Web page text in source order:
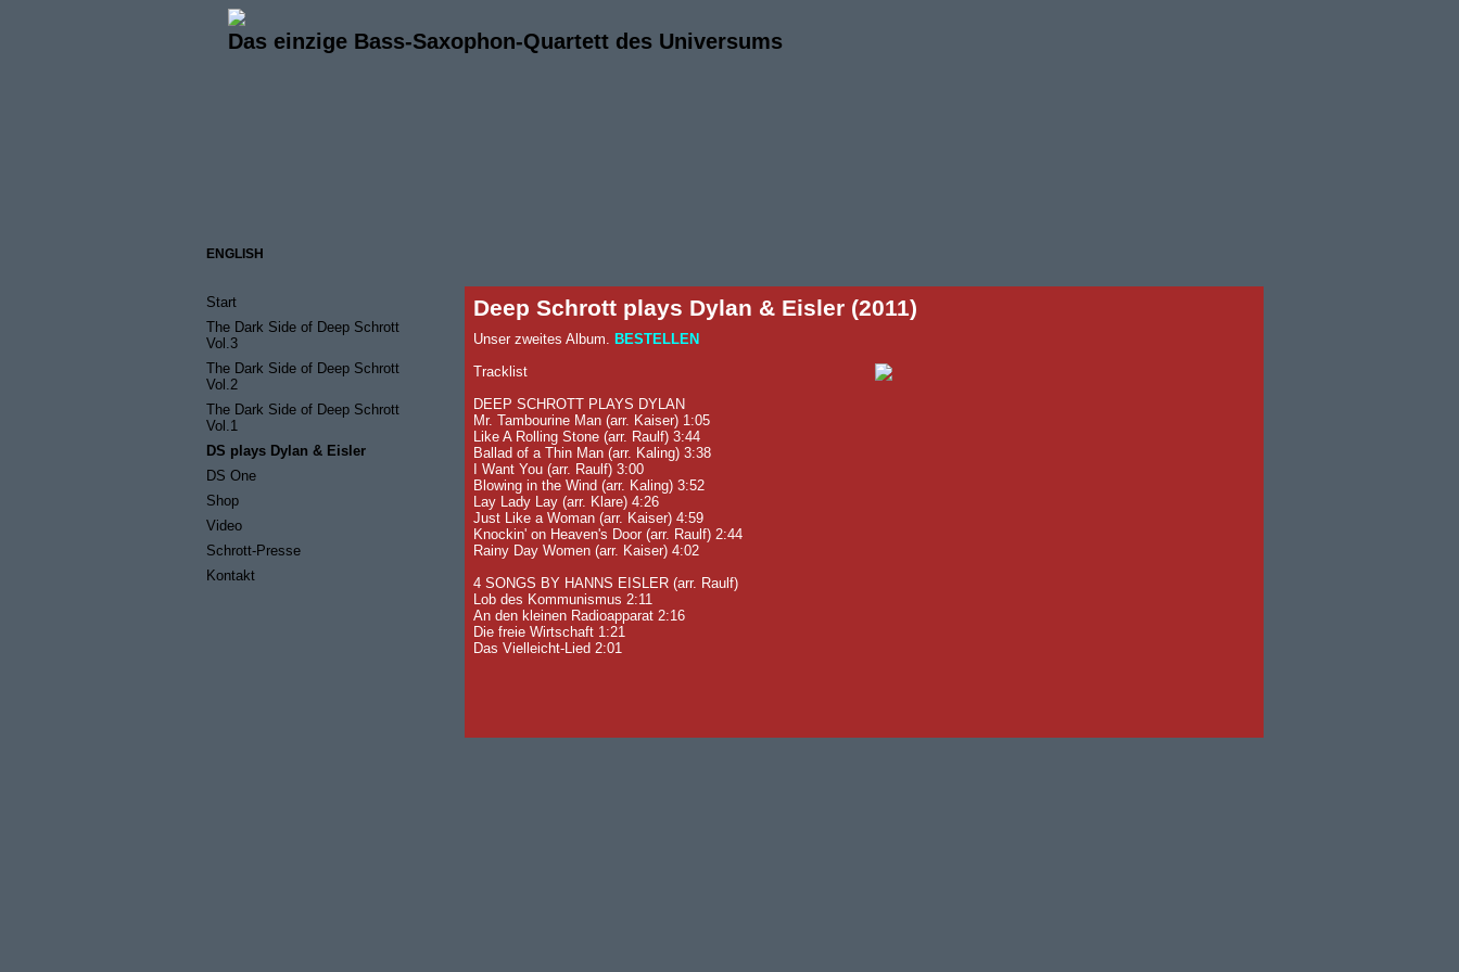
Das einzige Bass-Saxophon-Quartett des Universums
ENGLISH
Start
The Dark Side of Deep Schrott
Vol.3
The Dark Side of Deep Schrott
Vol.2
The Dark Side of Deep Schrott
Vol.1
DS plays Dylan & Eisler
DS One
Shop
Video
Schrott-Presse
Kontakt
Deep Schrott plays Dylan & Eisler (2011)
Unser zweites Album. BESTELLEN
Tracklist
DEEP SCHROTT PLAYS DYLAN
Mr. Tambourine Man (arr. Kaiser) 1:05
Like A Rolling Stone (arr. Raulf) 3:44
Ballad of a Thin Man (arr. Kaling) 3:38
I Want You (arr. Raulf) 3:00
Blowing in the Wind (arr. Kaling) 3:52
Lay Lady Lay (arr. Klare) 4:26
Just Like a Woman (arr. Kaiser) 4:59
Knockin' on Heaven's Door (arr. Raulf) 2:44
Rainy Day Women (arr. Kaiser) 4:02
4 SONGS BY HANNS EISLER (arr. Raulf)
Lob des Kommunismus 2:11
An den kleinen Radioapparat 2:16
Die freie Wirtschaft 1:21
Das Vielleicht-Lied 2:01